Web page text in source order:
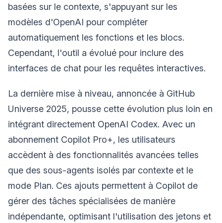
basées sur le contexte, s'appuyant sur les
modèles d'OpenAI pour compléter
automatiquement les fonctions et les blocs.
Cependant, l'outil a évolué pour inclure des
interfaces de chat pour les requêtes interactives.
La dernière mise à niveau, annoncée à GitHub
Universe 2025, pousse cette évolution plus loin en
intégrant directement OpenAI Codex. Avec un
abonnement Copilot Pro+, les utilisateurs
accèdent à des fonctionnalités avancées telles
que des sous-agents isolés par contexte et le
mode Plan. Ces ajouts permettent à Copilot de
gérer des tâches spécialisées de manière
indépendante, optimisant l'utilisation des jetons et